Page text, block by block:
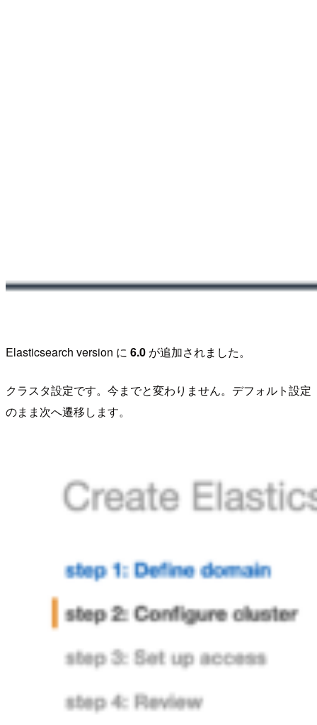
Elasticsearch version に 6.0 が追加されました。
クラスタ設定です。今までと変わりません。デフォルト設定
のまま次へ遷移します。